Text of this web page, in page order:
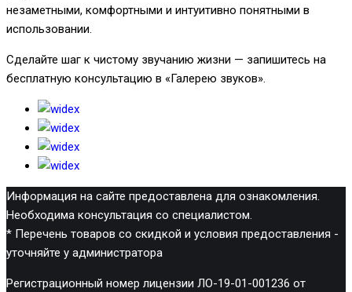
незаметными, комфортными и интуитивно понятными в
использовании.
Сделайте шаг к чистому звучанию жизни — запишитесь на
бесплатную консультацию в «Галерею звуков».
Информация на сайте предоставлена для ознакомления.
Необходима консультация со специалистом.
* Перечень товаров со скидкой и условия предоставления -
уточняйте у администратора
Регистрационный номер лицензии ЛО-19-01-001236 от